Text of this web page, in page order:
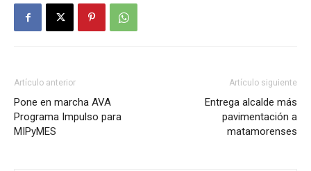
Artículo anterior
Pone en marcha AVA
Programa Impulso para
MIPyMES
Artículo siguiente
Entrega alcalde más
pavimentación a
matamorenses